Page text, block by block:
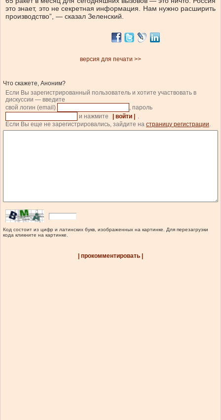
это знает, это не секретная информация. Нам нужно расширить
производство”, — сказал Зеленский.
версия для печати >>
Что скажете, Аноним?
Если Вы зарегистрированный пользователь и хотите участвовать в
дискуссии — введите
свой логин (email)
, пароль
и нажмите
| войти |
.
Если Вы еще не зарегистрировались, зайдите на страницу регистрации.
Код состоит из цифр и латинских букв, изображенных на картинке. Для перезагрузки
кода кликните на картинке.
| прокомментировать |